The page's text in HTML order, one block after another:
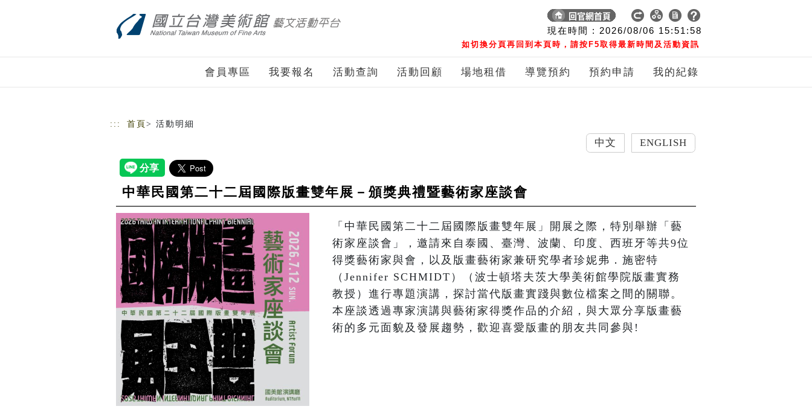
現在時間 : 2026/08/06 15:51:59
如切換分頁再回到本頁時，請按F5取得最新時間及活動資訊
會員專區 我要報名 活動查詢 活動回顧 場地租借 導覽預約 預約申請 我的紀錄
::: 首頁 > 活動明細
ENGLISH
中華民國第二十二屆國際版畫雙年展－頒獎典禮暨藝術家座談會
「中華民國第二十二屆國際版畫雙年展」開展之際，特別舉辦「藝
術家座談會」，邀請來自泰國、臺灣、波蘭、印度、西班牙等共9位
得獎藝術家與會，以及版畫藝術家兼研究學者珍妮弗．施密特
（Jennifer SCHMIDT）（波士頓塔夫茨大學美術館學院版畫實務
教授）進行專題演講，探討當代版畫實踐與數位檔案之間的關聯。
本座談透過專家演講與藝術家得獎作品的介紹，與大眾分享版畫藝
術的多元面貌及發展趨勢，歡迎喜愛版畫的朋友共同參與!